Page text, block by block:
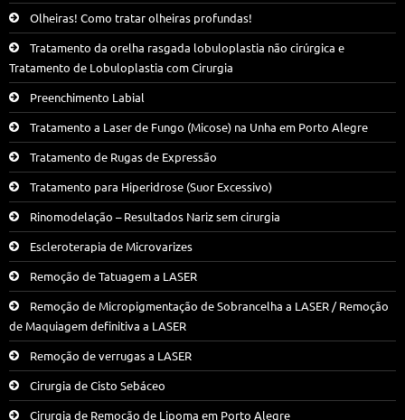
Olheiras! Como tratar olheiras profundas!
Tratamento da orelha rasgada lobuloplastia não cirúrgica e
Tratamento de Lobuloplastia com Cirurgia
Preenchimento Labial
Tratamento a Laser de Fungo (Micose) na Unha em Porto Alegre
Tratamento de Rugas de Expressão
Tratamento para Hiperidrose (Suor Excessivo)
Rinomodelação – Resultados Nariz sem cirurgia
Escleroterapia de Microvarizes
Remoção de Tatuagem a LASER
Remoção de Micropigmentação de Sobrancelha a LASER / Remoção
de Maquiagem definitiva a LASER
Remoção de verrugas a LASER
Cirurgia de Cisto Sebáceo
Cirurgia de Remoção de Lipoma em Porto Alegre